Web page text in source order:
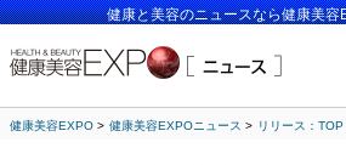
健康と美容のニュースなら健康美容
健康美容EXPO 健康美容EXPOニュース リリース：TOP